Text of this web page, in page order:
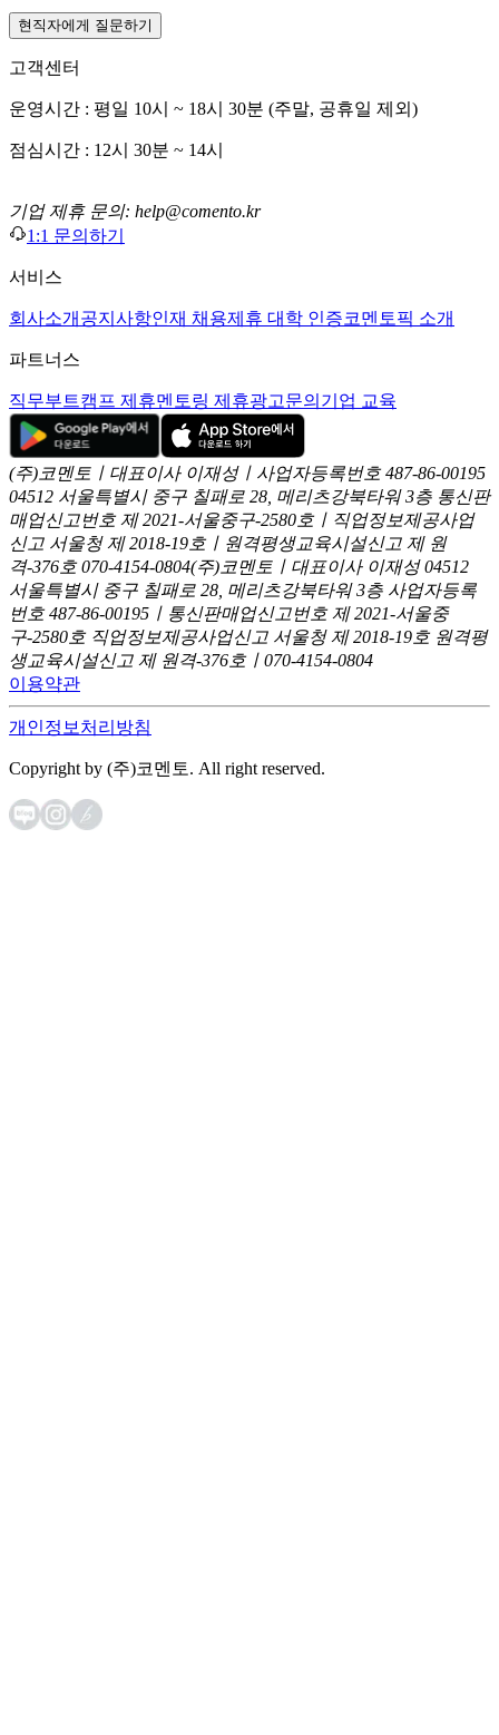
현직자에게 질문하기
고객센터
운영시간 : 평일 10시 ~ 18시 30분 (주말, 공휴일 제외)
점심시간 : 12시 30분 ~ 14시
기업 제휴 문의: help@comento.kr
1:1 문의하기
서비스
회사소개 공지사항인재 채용제휴 대학 인증코멘토픽 소개
파트너스
직무부트캠프 제휴멘토링 제휴광고문의 기업 교육
(주)코멘토ㅣ대표이사 이재성ㅣ사업자등록번호 487-86-00195
04512 서울특별시 중구 칠패로 28, 메리츠강북타워 3층 통신판
매업신고번호 제 2021-서울중구-2580호ㅣ직업정보제공사업
신고 서울청 제 2018-19호ㅣ원격평생교육시설신고 제 원
격-376호 070-4154-0804(주)코멘토ㅣ대표이사 이재성 04512
서울특별시 중구 칠패로 28, 메리츠강북타워 3층 사업자등록
번호 487-86-00195ㅣ통신판매업신고번호 제 2021-서울중
구-2580호 직업정보제공사업신고 서울청 제 2018-19호 원격평
생교육시설신고 제 원격-376호ㅣ070-4154-0804
이용약관
개인정보처리방침
Copyright by (주)코멘토. All right reserved.